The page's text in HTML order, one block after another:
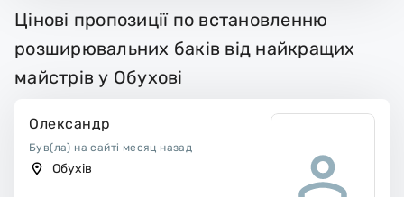
Цінові пропозиції по встановленню
розширювальних баків від найкращих
майстрів у Обухові
Олександр
Був(ла) на сайті месяц назад
Обухів